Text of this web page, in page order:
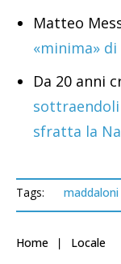
Matteo
«minima»
Da 20 anni
sfratta la
Tags: maddaloni
Home Locale